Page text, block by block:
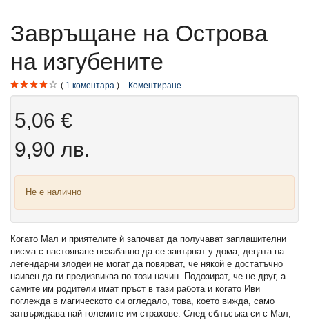
Завръщане на Острова
на изгубените
1 коментара Коментиране
5,06 €
9,90 лв.
Не е налично
Когато Мал и приятелите ѝ започват да получават заплашителни
писма с настояване незабавно да се завърнат у дома, децата на
легендарни злодеи не могат да повярват, че някой е достатъчно
наивен да ги предизвиква по този начин. Подозират, че не друг, а
самите им родители имат пръст в тази работа и когато Иви
поглежда в магическото си огледало, това, което вижда, само
затвърждава най-големите им страхове. След сблъсъка си с Мал,